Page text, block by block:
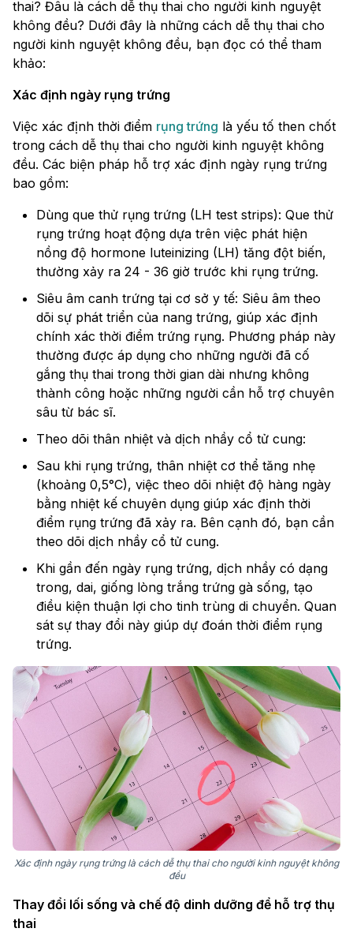
thai? Đâu là cách dễ thụ thai cho người kinh nguyệt
không đều? Dưới đây là những cách dễ thụ thai cho
người kinh nguyệt không đều, bạn đọc có thể tham
khảo:
Xác định ngày rụng trứng
Việc xác định thời điểm rụng trứng là yếu tố then chốt
trong cách dễ thụ thai cho người kinh nguyệt không
đều. Các biện pháp hỗ trợ xác định ngày rụng trứng
bao gồm:
Dùng que thử rụng trứng (LH test strips): Que thử
rụng trứng hoạt động dựa trên việc phát hiện
nồng độ hormone luteinizing (LH) tăng đột biến,
thường xảy ra 24 - 36 giờ trước khi rụng trứng.
Siêu âm canh trứng tại cơ sở y tế: Siêu âm theo
dõi sự phát triển của nang trứng, giúp xác định
chính xác thời điểm trứng rụng. Phương pháp này
thường được áp dụng cho những người đã cố
gắng thụ thai trong thời gian dài nhưng không
thành công hoặc những người cần hỗ trợ chuyên
sâu từ bác sĩ.
Theo dõi thân nhiệt và dịch nhầy cổ tử cung:
Sau khi rụng trứng, thân nhiệt cơ thể tăng nhẹ
(khoảng 0,5°C), việc theo dõi nhiệt độ hàng ngày
bằng nhiệt kế chuyên dụng giúp xác định thời
điểm rụng trứng đã xảy ra. Bên cạnh đó, bạn cần
theo dõi dịch nhầy cổ tử cung.
Khi gần đến ngày rụng trứng, dịch nhầy có dạng
trong, dai, giống lòng trắng trứng gà sống, tạo
điều kiện thuận lợi cho tinh trùng di chuyển. Quan
sát sự thay đổi này giúp dự đoán thời điểm rụng
trứng.
Xác định ngày rụng trứng là cách dễ thụ thai cho người kinh nguyệt không
đều
Thay đổi lối sống và chế độ dinh dưỡng để hỗ trợ thụ
thai